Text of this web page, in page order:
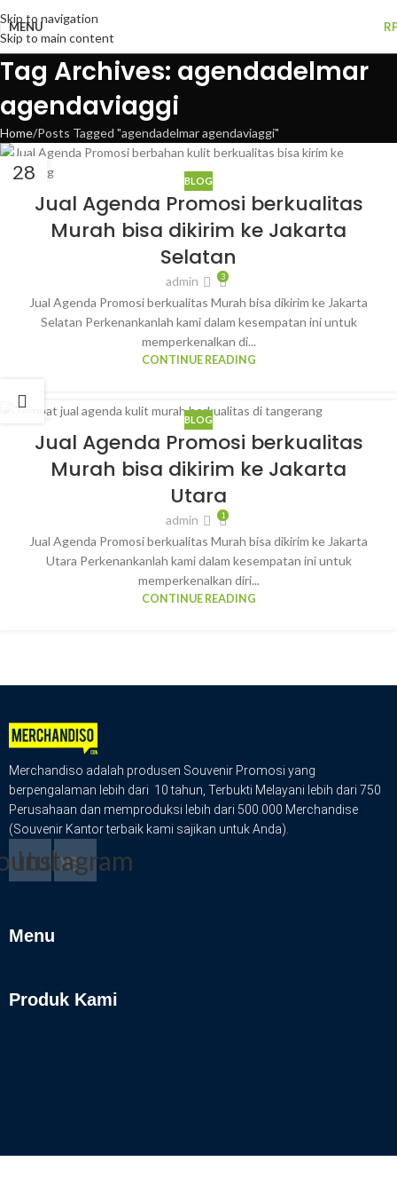
Skip to navigation
Skip to main content
MENU
Tag Archives: agendadelmar
agendaviaggi
Home Posts Tagged "agendadelmar agendaviaggi"
28 BLOG
Jual Agenda Promosi berkualitas
Murah bisa dikirim ke Jakarta
Selatan
admin 3
Jual Agenda Promosi berkualitas Murah bisa dikirim ke Jakarta
Selatan Perkenankanlah kami dalam kesempatan ini untuk
memperkenalkan di...
CONTINUE READING
NOV
BLOG
Jual Agenda Promosi berkualitas
Murah bisa dikirim ke Jakarta
Utara
admin 1
Jual Agenda Promosi berkualitas Murah bisa dikirim ke Jakarta
Utara Perkenankanlah kami dalam kesempatan ini untuk
memperkenalkan diri...
CONTINUE READING
Merchandiso adalah produsen Souvenir Promosi yang
berpengalaman lebih dari 10 tahun, Terbukti Melayani lebih dari 750
Perusahaan dan memproduksi lebih dari 500.000 Merchandise
(Souvenir Kantor terbaik kami sajikan untuk Anda).
Instagram
Menu
Produk Kami